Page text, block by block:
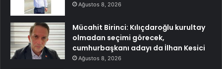
Ağustos 8, 2026
Mücahit Birinci: Kılıçdaroğlu kurultay
olmadan seçimi görecek,
cumhurbaşkanı adayı da İlhan Kesici
Ağustos 8, 2026